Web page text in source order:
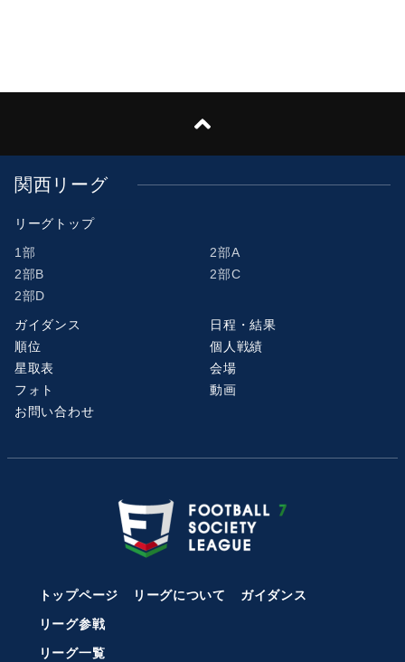
関西リーグ
リーグトップ
1部
2部A
2部B
2部C
2部D
ガイダンス
日程・結果
順位
個人戦績
星取表
会場
フォト
動画
お問い合わせ
トップページ リーグについて
ガイダンス
リーグ参戦
リーグ一覧